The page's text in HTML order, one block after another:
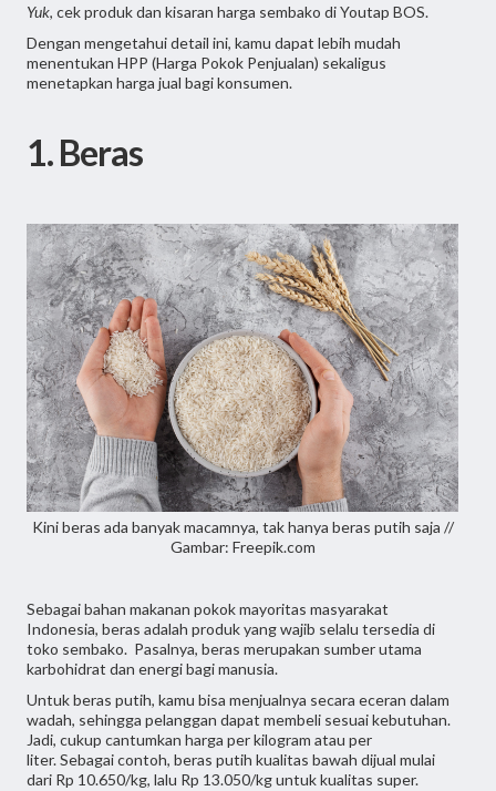
Yuk, cek produk dan kisaran harga sembako di Youtap BOS.
Dengan mengetahui detail ini, kamu dapat lebih mudah
menentukan HPP (Harga Pokok Penjualan) sekaligus
menetapkan harga jual bagi konsumen.
1. Beras
Kini beras ada banyak macamnya, tak hanya beras putih saja //
Gambar: Freepik.com
Sebagai bahan makanan pokok mayoritas masyarakat
Indonesia, beras adalah produk yang wajib selalu tersedia di
toko sembako. Pasalnya, beras merupakan sumber utama
karbohidrat dan energi bagi manusia.
Untuk beras putih, kamu bisa menjualnya secara eceran dalam
wadah, sehingga pelanggan dapat membeli sesuai kebutuhan.
Jadi, cukup cantumkan harga per kilogram atau per
liter. Sebagai contoh, beras putih kualitas bawah dijual mulai
dari Rp 10.650/kg, lalu Rp 13.050/kg untuk kualitas super.